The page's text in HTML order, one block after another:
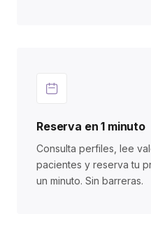
Reserva en 1 minuto
Consulta perfiles, lee
pacientes y reserva tu
un minuto. Sin barreras.